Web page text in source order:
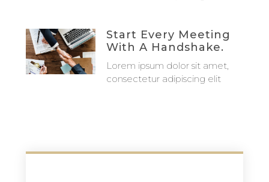
Start Every Meeting
With A Handshake.
Lorem ipsum dolor sit amet,
consectetur adipiscing elit